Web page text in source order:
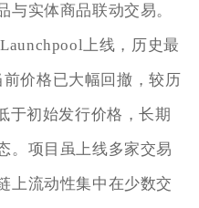
与实体商品联动交易。
上线，历史最
价格已大幅回撤，较历
于初始发行价格，长期
。项目虽上线多家交易
上流动性集中在少数交